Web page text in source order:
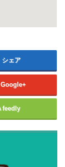
シェア
Google+
feedly